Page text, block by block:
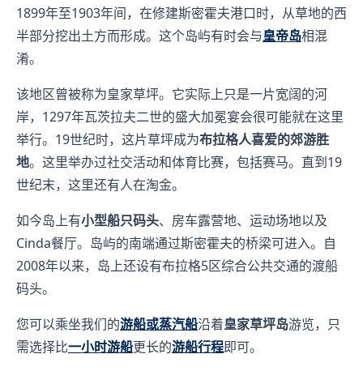
1899年至1903年间，在修建斯密霍夫港口时，从草地的西
半部分挖出土方而形成。这个岛屿有时会与皇帝岛相混
淆。
该地区曾被称为皇家草坪。它实际上只是一片宽阔的河
岸，1297年瓦茨拉夫二世的盛大加冕宴会很可能就在这里
举行。19世纪时，这片草坪成为布拉格人喜爱的郊游胜
地。这里举办过社交活动和体育比赛，包括赛马。直到19
世纪末，这里还有人在淘金。
如今岛上有小型船只码头、房车露营地、运动场地以及
Cinda餐厅。岛屿的南端通过斯密霍夫的桥梁可进入。自
2008年以来，岛上还设有布拉格5区综合公共交通的渡船
码头。
您可以乘坐我们的游船或蒸汽船沿着皇家草坪岛游览，只
需选择比一小时游船更长的游船行程即可。